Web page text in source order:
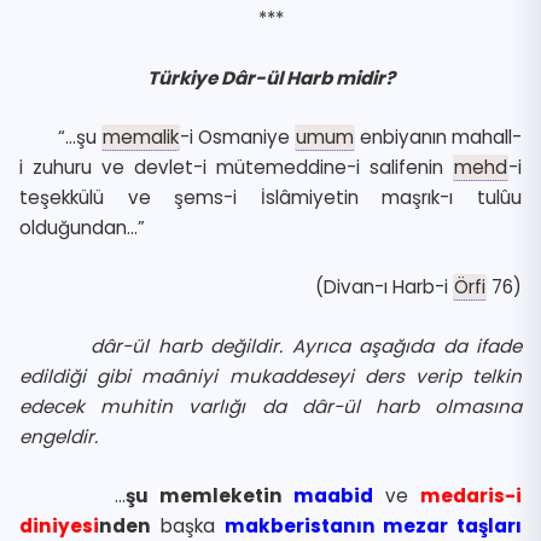
***
Türkiye Dâr-ül Harb midir?
“…şu memalik-i Osmaniye umum enbiyanın mahall-
i zuhuru ve devlet-i mütemeddine-i salifenin mehd-i
teşekkülü ve şems-i İslâmiyetin maşrık-ı tulûu
olduğundan…”
(Divan-ı Harb-i Örfi 76)
dâr-ül harb değildir. Ayrıca aşağıda da ifade
edildiği gibi maâniyi mukaddeseyi ders verip telkin
edecek muhitin varlığı da dâr-ül harb olmasına
engeldir.
…şu memleketin maabid ve medaris-i
diniyesinden başka makberistanın mezar taşları